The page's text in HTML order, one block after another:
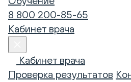
8 800 200-85-65
Кабинет врача
Кабинет врача
Проверка результатов